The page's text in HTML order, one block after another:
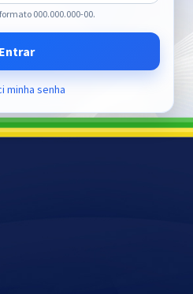
000.000.000-00.
Entrar
minha senha